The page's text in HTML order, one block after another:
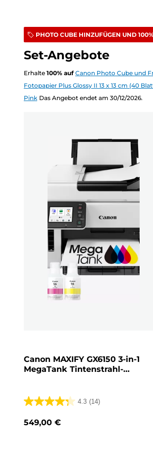
PHOTO CUBE HINZUFÜGEN UND
Set-Angebote
Erhalte 100% auf Canon Photo Cube und
Fotopapier Plus Glossy II 13 x 13 cm (40
Pink Das Angebot endet am 30/12/2026.
Canon MAXIFY GX6150 3-in-1
MegaTank Tintenstrahl-
WLAN
4.3 (14)
4.3
von
549,00 €